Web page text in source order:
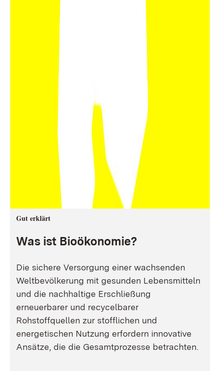
Gut erklärt
Was ist Bioökonomie?
Die sichere Versorgung einer wachsenden
Weltbevölkerung mit gesunden Lebensmitteln
und die nachhaltige Erschließung
erneuerbarer und recycelbarer
Rohstoffquellen zur stofflichen und
energetischen Nutzung erfordern innovative
Ansätze, die die Gesamtprozesse betrachten.